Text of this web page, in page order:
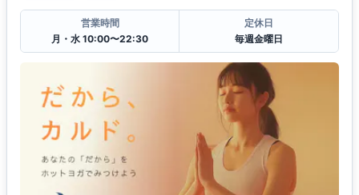
営業時間
月・水 10:00〜22:30
定休日
毎週金曜日